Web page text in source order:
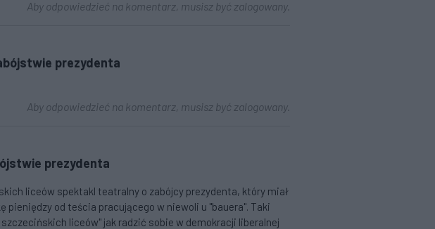
Aby odpowiedzieć na komentarz, musisz być zalogowany.
prezydenta
Aby odpowiedzieć na komentarz, musisz być zalogowany.
prezydenta
liceów spektakl teatralny o zabójcy prezydenta, który miał
pieniędzy od teścia pracującego w niewoli u "bauera". Taki
liceów" jak radzić sobie w demokracji liberalnej